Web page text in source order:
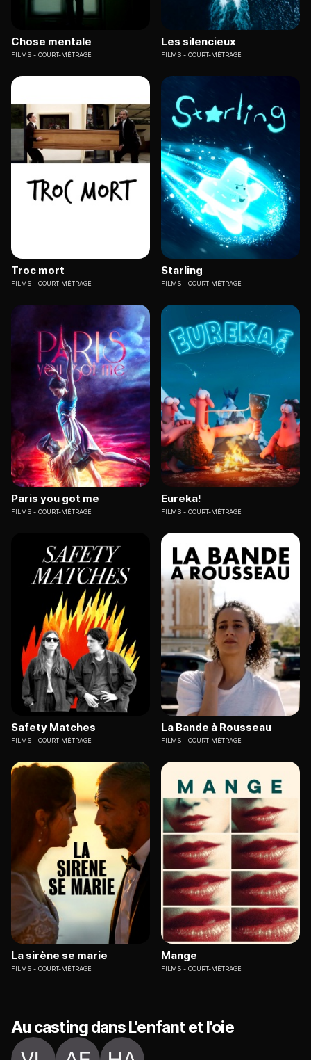
Chose mentale
FILMS COURT-MÉTRAGE
Les silencieux
FILMS COURT-MÉTRAGE
Troc mort
FILMS COURT-MÉTRAGE
Starling
FILMS COURT-MÉTRAGE
Paris you got me
FILMS COURT-MÉTRAGE
Eureka!
FILMS COURT-MÉTRAGE
Safety Matches
FILMS COURT-MÉTRAGE
La Bande à Rousseau
FILMS COURT-MÉTRAGE
La sirène se marie
FILMS COURT-MÉTRAGE
Mange
FILMS COURT-MÉTRAGE
Au casting dans L'enfant et l'oie